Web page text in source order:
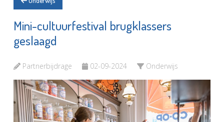
Mini-cultuurfestival brugklassers
geslaagd
Partnerbijdrage 02-09-2024 Onderwijs